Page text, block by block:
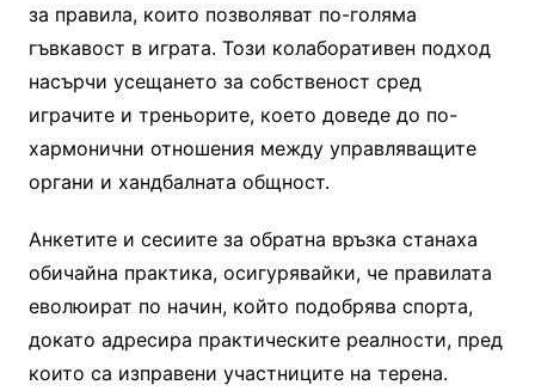
за правила, които позволяват по-голяма
гъвкавост в играта. Този колаборативен подход
насърчи усещането за собственост сред
играчите и треньорите, което доведе до по-
хармонични отношения между управляващите
органи и хандбалната общност.
Анкетите и сесиите за обратна връзка станаха
обичайна практика, осигурявайки, че правилата
еволюират по начин, който подобрява спорта,
докато адресира практическите реалности, пред
които са изправени участниците на терена.